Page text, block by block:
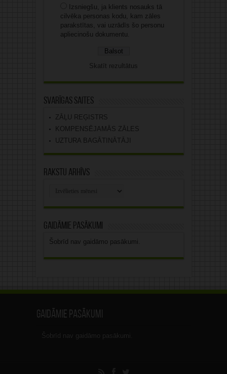
Izsniegšu, ja klients nosauks tā
cilvēka personas kodu, kam zāles
parakstītas, vai uzrādīs šo personu
apliecinošu dokumentu.
Skatīt rezultātus
Svarīgas saites
ZĀĻU REĢISTRS
KOMPENSĒJAMĀS ZĀLES
UZTURA BAGĀTINĀTĀJI
Rakstu arhīvs
Gaidāmie pasākumi
Šobrīd nav gaidāmo pasākumi.
Gaidāmie pasākumi
Šobrīd nav gaidāmo pasākumi.